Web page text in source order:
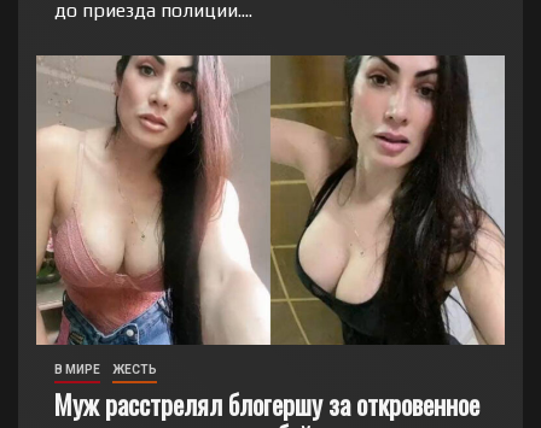
до приезда полиции....
В МИРЕ ЖЕСТЬ
Муж расстрелял блогершу за откровенное